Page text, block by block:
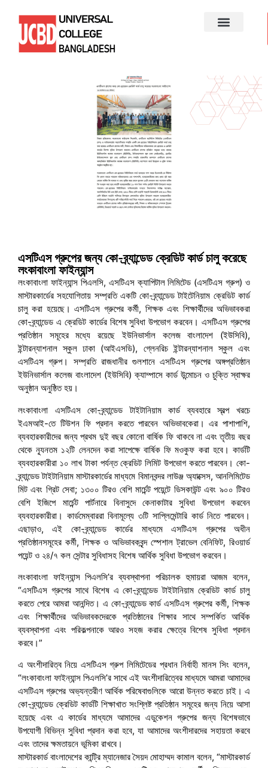
এসটিএস গ্রুপের জন্য কো-ব্র্যান্ডেড ক্রেডিট কার্ড চালু করেছে
লংকাবাংলা ফাইন্যান্স
লংকাবাংলা ফাইন্যান্স পিএলসি, এসটিএস ক্যাপিটাল লিমিটেড (এসটিএস গ্রুপ) ও
মাস্টারকার্ডের সহযোগিতায় সম্প্রতি একটি কো-ব্র্যান্ডেড টাইটেনিয়াম ক্রেডিট কার্ড
চালু করা হয়েছে। এসটিএস গ্রুপের কর্মী, শিক্ষক এবং শিক্ষার্থীদের অভিভাবকরা
কো-ব্র্যান্ডেড এ ক্রেডিট কার্ডের বিশেষ সুবিধা উপভোগ করবেন। এসটিএস গ্রুপের
প্রতিষ্ঠান সমূহের মধ্যে রয়েছে ইউনিভার্সাল কলেজ বাংলাদেশ (ইউসিবি),
ইন্টারন্যাশনাল স্কুল ঢাকা (আইএসডি), গ্লেনরিচ ইন্টারন্যাশনাল স্কুল এবং
এসটিএস গ্রুপ। সম্প্রতি রাজধানীর গুলশানে এসটিএস গ্রুপের অঙ্গপ্রতিষ্ঠান
ইউনিভার্সাল কলেজ বাংলাদেশ (ইউসিবি) ক্যাম্পাসে কার্ড উন্মোচন ও চুক্তি স্বাক্ষর
অনুষ্ঠান অনুষ্ঠিত হয়।
লংকাবাংলা এসটিএস কো-ব্র্যান্ডেড টাইটানিয়াম কার্ড ব্যবহারে স্বল্প খরচে
ইএমআই-তে টিউশন ফি প্রদান করতে পারবেন অভিভাবকেরা। এর পাশাপাশি,
ব্যবহারকারীদের জন্য প্রথম দুই বছর কোনো বার্ষিক ফি থাকবে না এবং তৃতীয় বছর
থেকে ন্যূনতম ১২টি লেনদেন করা সাপেক্ষে বার্ষিক ফি মওকুফ করা হবে। কার্ডটি
ব্যবহারকারীরা ১০ লাখ টাকা পর্যন্ত ক্রেডিট লিমিট উপভোগ করতে পারবেন। কো-
ব্র্যান্ডেড টাইটানিয়াম মাস্টারকার্ডের মাধ্যমে বিমানবন্দর লাউঞ্জ অ্যাক্সেস, আনলিমিটেড
মিট এবং গ্রিট সেবা; ১৩০০ টিরও বেশি মার্চেন্ট পয়েন্টে ডিসকাউন্ট এবং ৯০০ টিরও
বেশি ইজিপে মার্চেন্ট পার্টনারে বিনাসুদে কেনাকাটার সুবিধা উপভোগ করবেন
ব্যবহারকারীরা। কার্ডমেম্বাররা বিনামূল্যে ৩টি সাপ্লিমেন্টারি কার্ড নিতে পারবেন।
এছাড়াও, এই কো-ব্র্যান্ডেড কার্ডের মাধ্যমে এসটিএস গ্রুপের অধীন
প্রতিষ্ঠানসমূহের কর্মী, শিক্ষক ও অভিভাবকবৃন্দ স্পেশাল ট্রাভেল বেনিফিট, রিওয়ার্ড
পয়েন্ট ও ২৪/৭ কল সেন্টার সুবিধাসহ বিশেষ আর্থিক সুবিধা উপভোগ করবেন।
লংকাবাংলা ফাইন্যান্স পিএলসি’র ব্যবস্থাপনা পরিচালক হুমায়রা আজম বলেন,
“এসটিএস গ্রুপের সাথে বিশেষ এ কো-ব্র্যান্ডেড টাইটানিয়াম ক্রেডিট কার্ড চালু
করতে পেরে আমরা আনন্দিত। এ কো-ব্র্যান্ডেড কার্ড এসটিএস গ্রুপের কর্মী, শিক্ষক
এবং শিক্ষার্থীদের অভিভাবকদেরকে প্রতিষ্ঠানের শিক্ষার সাথে সম্পর্কিত আর্থিক
ব্যবস্থাপনা এবং পরিকল্পনাকে আরও সহজ করার ক্ষেত্রে বিশেষ সুবিধা প্রদান
করবে।”
এ অংশীদারিত্ব নিয়ে এসটিএস গ্রুপ লিমিটেডের প্রধান নির্বাহী মানস সিং বলেন,
“লংকাবাংলা ফাইন্যান্স পিএলসি’র সাথে এই অংশীদারিত্বের মাধ্যমে আমরা আমাদের
এসটিএস গ্রুপের অভ্যন্তরীণ আর্থিক পরিষেবাগুলিকে আরো উন্নত করতে চাই। এ
কো-ব্র্যান্ডেড ক্রেডিট কার্ডটি শিক্ষাখাত সংশ্লিষ্ট প্রতিষ্ঠান সমূহের জন্য নিয়ে আসা
হয়েছে এবং এ কার্ডের মাধ্যমে আমাদের এডুকেশন গ্রুপের জন্য বিশেষভাবে
উপযোগী বিভিন্ন সুবিধা প্রদান করা হবে, যা আমাদের অংশীদারদের সহায়তা করবে
এবং তাদের ক্ষমতায়নে ভূমিকা রাখবে।
মাস্টারকার্ড বাংলাদেশের কান্ট্রি ম্যানেজার সৈয়দ মোহাম্মদ কামাল বলেন, “মাস্টারকার্ড